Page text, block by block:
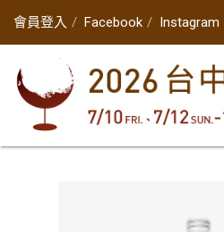
會員登入 Facebook Instagram